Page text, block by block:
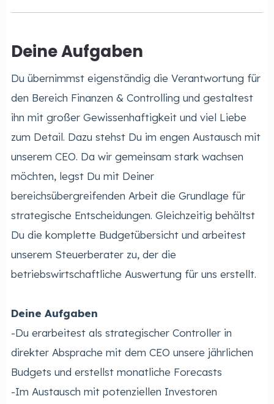
Deine Aufgaben
Du übernimmst eigenständig die Verantwortung für
den Bereich Finanzen & Controlling und gestaltest
ihn mit großer Gewissenhaftigkeit und viel Liebe
zum Detail. Dazu stehst Du im engen Austausch mit
unserem CEO. Da wir gemeinsam stark wachsen
möchten, legst Du mit Deiner
bereichsübergreifenden Arbeit die Grundlage für
strategische Entscheidungen. Gleichzeitig behältst
Du die komplette Budgetübersicht und arbeitest
unserem Steuerberater zu, der die
betriebswirtschaftliche Auswertung für uns erstellt.
Deine Aufgaben
-Du erarbeitest als strategischer Controller in
direkter Absprache mit dem CEO unsere jährlichen
Budgets und erstellst monatliche Forecasts
-Im Austausch mit potenziellen Investoren